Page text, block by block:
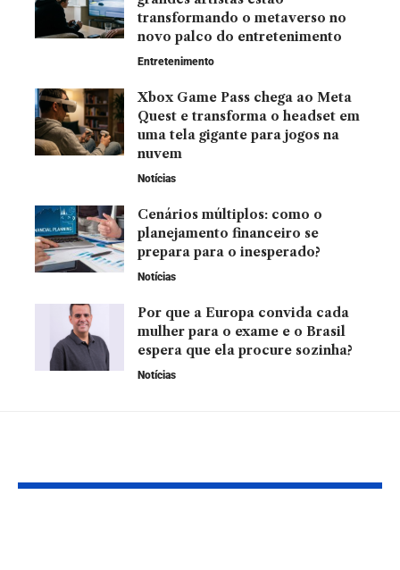
transformando o metaverso no
novo palco do entretenimento
Entretenimento
Xbox Game Pass chega ao Meta
Quest e transforma o headset em
uma tela gigante para jogos na
nuvem
Notícias
Cenários múltiplos: como o
planejamento financeiro se
prepara para o inesperado?
Notícias
Por que a Europa convida cada
mulher para o exame e o Brasil
espera que ela procure sozinha?
Notícias